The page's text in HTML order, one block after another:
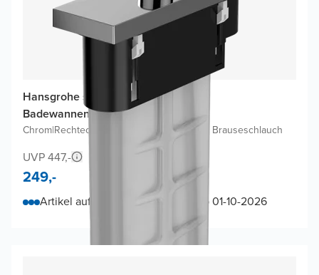
Hansgrohe sBox Square Fertigset
Badewannenrandarmatur
Chrom|Rechteckig Ohne Handdusche und Brauseschlauch
UVP 447,-
249,-
Artikel auf Bestellung, lieferbar ab 01-10-2026